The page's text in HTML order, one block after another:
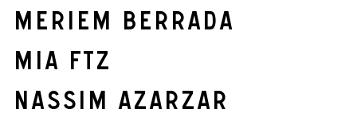
Meriem Berrada
mia ftz
Nassim Azarzar